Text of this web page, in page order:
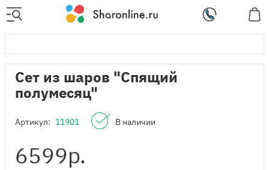
Сет из шаров "Спящий
полумесяц"
Артикул: 11901 В наличии
6599р.